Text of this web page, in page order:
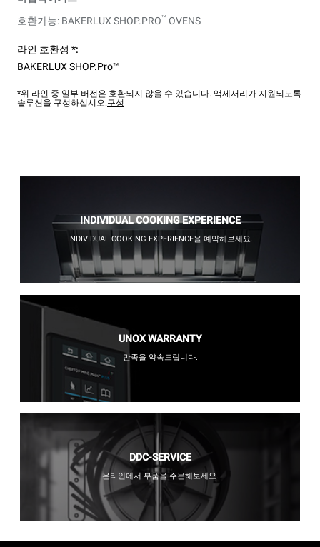
호환가능: BAKERLUX SHOP.PRO™ OVENS
라인 호환성 *:
BAKERLUX SHOP.Pro™
*위 라인 중 일부 버전은 호환되지 않을 수 있습니다. 액세서리가 지원되도록
솔루션을 구성하십시오.구성
INDIVIDUAL COOKING EXPERIENCE
INDIVIDUAL COOKING EXPERIENCE을 예약해보세요.
UNOX WARRANTY
만족을 약속드립니다.
DDC-SERVICE
온라인에서 부품을 주문해보세요.